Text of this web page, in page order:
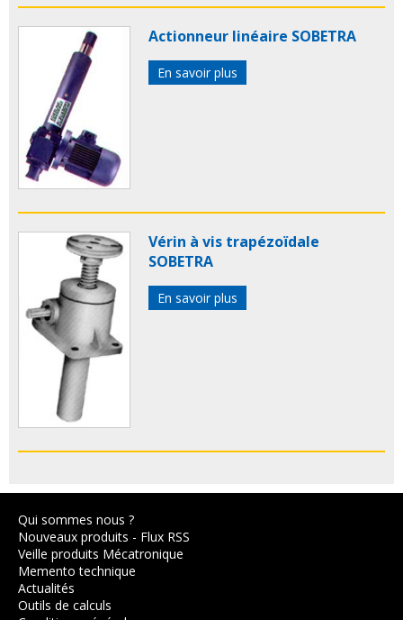
Actionneur linéaire SOBETRA
En savoir plus
Vérin à vis trapézoïdale
SOBETRA
En savoir plus
Qui sommes nous ?
Nouveaux produits - Flux RSS
Veille produits Mécatronique
Memento technique
Actualités
Outils de calculs